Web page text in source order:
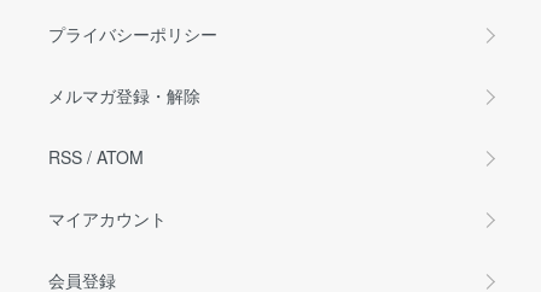
プライバシーポリシー
メルマガ登録・解除
RSS / ATOM
マイアカウント
会員登録